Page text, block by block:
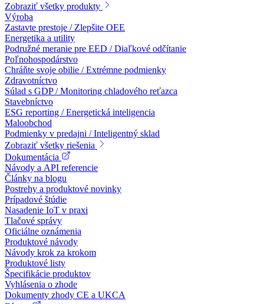
Zobraziť všetky produkty
Výroba
Zastavte prestoje / Zlepšite OEE
Energetika a utility
Podružné meranie pre EED / Diaľkové odčítanie
Poľnohospodárstvo
Chráňte svoje obilie / Extrémne podmienky
Zdravotníctvo
Súlad s GDP / Monitoring chladového reťazca
Stavebníctvo
ESG reporting / Energetická inteligencia
Maloobchod
Podmienky v predajni / Inteligentný sklad
Zobraziť všetky riešenia
Dokumentácia
Návody a API referencie
Články na blogu
Postrehy a produktové novinky
Prípadové štúdie
Nasadenie IoT v praxi
Tlačové správy
Oficiálne oznámenia
Produktové návody
Návody krok za krokom
Produktové listy
Špecifikácie produktov
Vyhlásenia o zhode
Dokumenty zhody CE a UKCA